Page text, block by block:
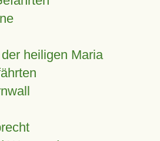
heiligen Maria